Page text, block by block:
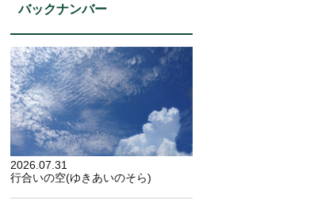
バックナンバー
2026.07.31
行合いの空(ゆきあいのそら)